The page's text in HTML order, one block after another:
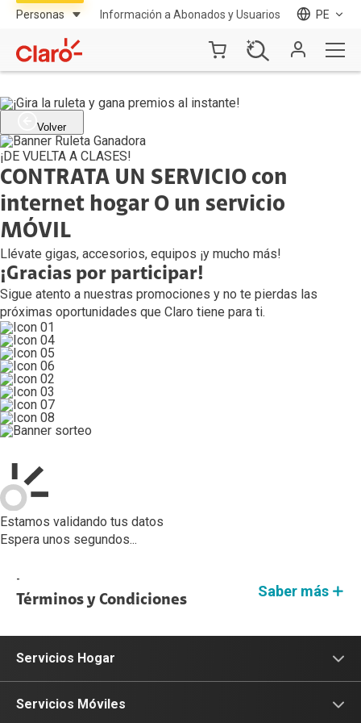
Información a Abonados y Usuarios PE
Volver
¡DE VUELTA A CLASES!
CONTRATA UN SERVICIO con
internet hogar O un servicio
MÓVIL
Llévate gigas, accesorios, equipos ¡y mucho más!
¡Gracias por participar!
Sigue atento a nuestras promociones y no te pierdas las
próximas oportunidades que Claro tiene para ti.
Estamos validando tus datos
Espera unos segundos...
-
Términos y Condiciones
Saber más
Servicios Hogar
Internet
Servicios Móviles